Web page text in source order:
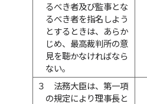
るべき者及び監事とな
るべき者を指名しよう
とするときは、あらか
じめ、最高裁判所の意
見を聴かなければなら
ない。
３
法務大臣は、第一項
の規定により理事長と